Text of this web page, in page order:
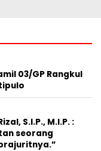
03/GP Rangkul
S.I.P., M.I.P. :
seorang